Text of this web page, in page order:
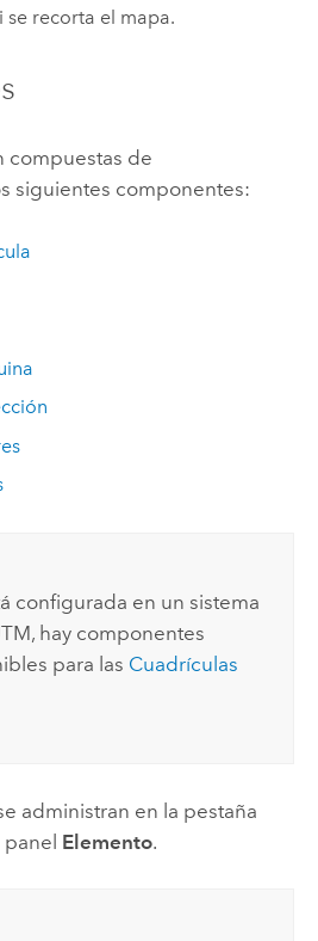
se recorta el mapa.
compuestas de
siguientes componentes:
configurada en un sistema
hay componentes
para las Cuadrículas
administran en la pestaña
Elemento.